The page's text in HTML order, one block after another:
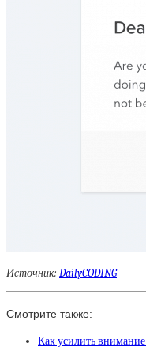
Источник: DailyCODING
Смотрите также:
Как усилить